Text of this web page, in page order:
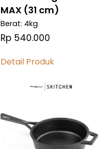
MAX (31 cm)
Berat: 4kg
Rp 540.000
Detail Produk